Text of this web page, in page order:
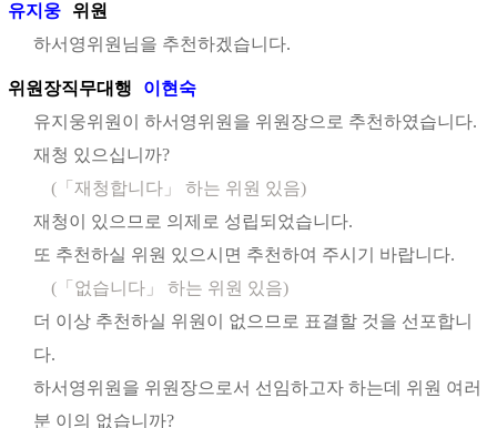
유지웅
위원
하서영위원님을 추천하겠습니다.
위원장직무대행
이현숙
유지웅위원이 하서영위원을 위원장으로 추천하였습니다.
재청 있으십니까?
(「재청합니다」 하는 위원 있음)
재청이 있으므로 의제로 성립되었습니다.
또 추천하실 위원 있으시면 추천하여 주시기 바랍니다.
(「없습니다」 하는 위원 있음)
더 이상 추천하실 위원이 없으므로 표결할 것을 선포합니
다.
하서영위원을 위원장으로서 선임하고자 하는데 위원 여러
분 이의 없습니까?